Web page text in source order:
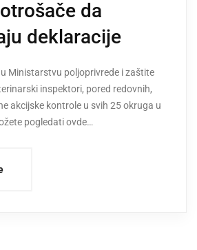
da
deklaracije
Ministarstvu poljoprivrede i zaštite
inspektori, pored redovnih,
akcijske kontrole u svih 25 okruga u
pogledati ovde…